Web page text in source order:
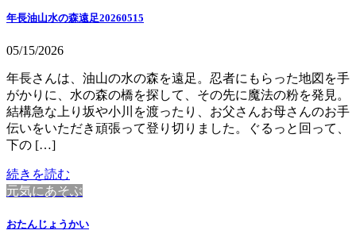
年長油山水の森遠足20260515
05/15/2026
年長さんは、油山の水の森を遠足。忍者にもらった地図を手
がかりに、水の森の橋を探して、その先に魔法の粉を発見。
結構急な上り坂や小川を渡ったり、お父さんお母さんのお手
伝いをいただき頑張って登り切りました。ぐるっと回って、
下の […]
続きを読む
元気にあそぶ
おたんじょうかい